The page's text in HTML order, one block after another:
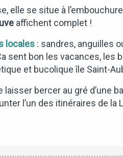
elle se situe à
affichent complet !
locales : sandres, anguilles
bon les vacances, les
et bucolique île Saint-
bercer au gré d’une
l’un des itinéraires de